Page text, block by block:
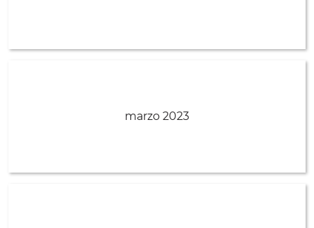
marzo 2023